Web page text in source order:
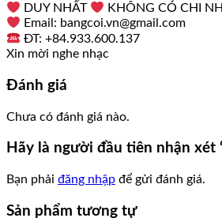
DUY NHẤT
KHÔNG CÓ CHI
Email: bangcoi.vn@gmail.com
ĐT: +84.933.600.137
Xin mời nghe nhạc
Đánh giá
Chưa có đánh giá nào.
Hãy là người đầu tiên nhận xét
Bạn phải đăng nhập để gửi đánh giá.
Sản phẩm tương tự